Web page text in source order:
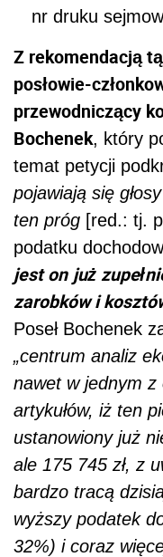
nr druku
Z rekomendacją
posłowie-
przewodniczący
Bochenek, który
temat petycji
pojawiają się
ten próg [red.: tj.
podatku
jest on już
zarobków i
Poseł Bochenek
„centrum analiz
nawet w jednym z
artykułów, iż ten
ustanowiony już
ale 175 745 zł, z
bardzo tracą
wyższy podatek
32%) i coraz